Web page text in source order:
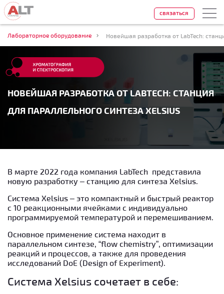
Лабораторное оборудование Новейшая разработка от LabTech:
НОВЕЙШАЯ РАЗРАБОТКА ОТ LABTECH: СТАНЦИЯ
ДЛЯ ПАРАЛЛЕЛЬНОГО СИНТЕЗА XELSIUS
связаться
В марте 2022 года компания LabTech представила
новую разработку – станцию ​​для синтеза Xelsius.
Система Xelsius – это компактный и быстрый реактор
с 10 реакционными ячейками с индивидуально
программируемой температурой и перемешиванием.
Основное применение система находит в
параллельном синтезе, “flow chemistry”, оптимизации
реакций и процессов, а также для проведения
исследований DoE (Design of Experiment).
Система Xelsius сочетает в себе: